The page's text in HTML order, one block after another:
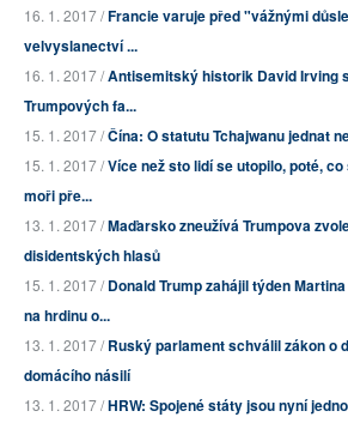
16. 1. 2017 /Francie varuje před "vážnými
velvyslanectví ...
16. 1. 2017 /Antisemitský historik David Irving
Trumpových fa...
15. 1. 2017 /Čína: O statutu Tchajwanu jednat
15. 1. 2017 /Více než sto lidí se utopilo, poté,
moři pře...
13. 1. 2017 /Maďarsko zneužívá Trumpova
disidentských hlasů
15. 1. 2017 /Donald Trump zahájil týden
na hrdinu o...
13. 1. 2017 /Ruský parlament schválil zákon o
domácího násilí
13. 1. 2017 /HRW: Spojené státy jsou nyní